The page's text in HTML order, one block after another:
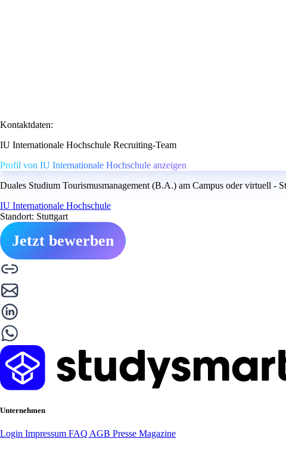
Kontaktdaten:
IU Internationale Hochschule Recruiting-Team
Profil von IU Internationale Hochschule anzeigen
Duales Studium Tourismusmanagement (B.A.) am Campus oder virtuell -
IU Internationale Hochschule
Standort: Stuttgart
Jetzt bewerben
Unternehmen
Login Impressum FAQ AGB Presse Magazine